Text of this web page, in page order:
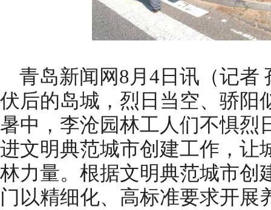
青岛新闻网8月4日讯（记者
伏后的岛城，烈日当空、骄阳
暑中，李沧园林工人们不惧烈
进文明典范城市创建工作，让
林力量。根据文明典范城市创
门以精细化、高标准要求开展